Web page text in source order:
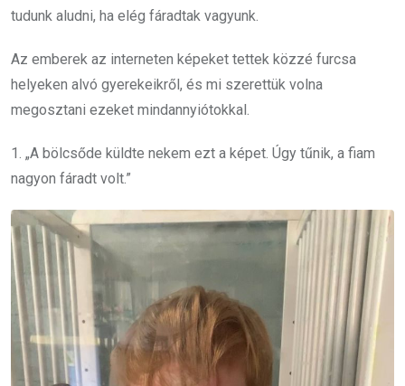
tudunk aludni, ha elég fáradtak vagyunk.
Az emberek az interneten képeket tettek közzé furcsa
helyeken alvó gyerekeikről, és mi szerettük volna
megosztani ezeket mindannyiótokkal.
1. „A bölcsőde küldte nekem ezt a képet. Úgy tűnik, a fiam
nagyon fáradt volt.”